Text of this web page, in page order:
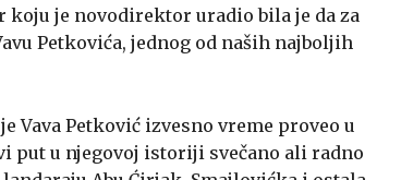
koju je novodirektor uradio bila je da za
Petkovića, jednog od naših najboljih
Vava Petković izvesno vreme proveo u
put u njegovoj istoriji svečano ali radno